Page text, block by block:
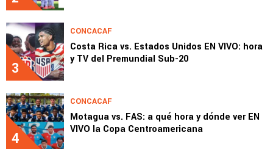
3
CONCACAF
Costa Rica vs. Estados Unidos EN VIVO: hora
y TV del Premundial Sub-20
4
CONCACAF
Motagua vs. FAS: a qué hora y dónde ver EN
VIVO la Copa Centroamericana